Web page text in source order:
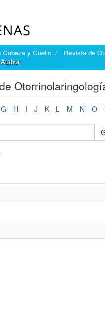
Cabeza y Cuello
Revista de
G H I J K L M N O